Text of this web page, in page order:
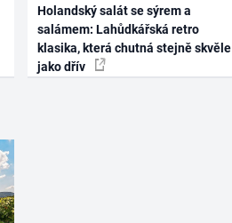
Holandský salát se sýrem a
salámem: Lahůdkářská retro
klasika, která chutná stejně skvěle
jako dřív